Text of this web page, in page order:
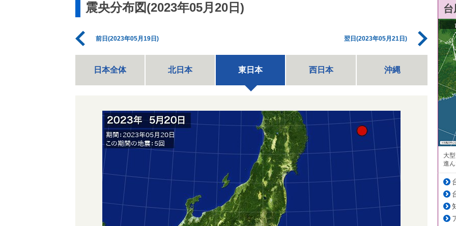
震央分布図(2023年05月20日)
前日(2023年05月19日) 翌日(2023年05月21日)
日本全体 北日本 東日本 西日本 沖縄
大
進